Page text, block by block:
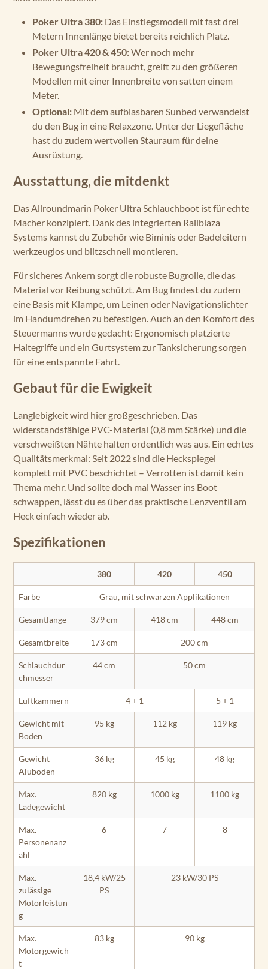
Poker Ultra 380: Das Einstiegsmodell mit fast drei
Metern Innenlänge bietet bereits reichlich Platz.
Poker Ultra 420 & 450:Wer noch mehr
Bewegungsfreiheit braucht, greift zu den größeren
Modellen mit einer Innenbreite von satten einem
Meter.
Optional: Mit dem aufblasbaren Sunbed verwandelst
du den Bug in eine Relaxzone. Unter der Liegefläche
hast du zudem wertvollen Stauraum für deine
Ausrüstung.
Ausstattung, die mitdenkt
Das Allroundmarin Poker Ultra Schlauchboot ist für echte
Macher konzipiert. Dank des integrierten Railblaza
Systems kannst du Zubehör wie Biminis oder Badeleitern
werkzeuglos und blitzschnell montieren.
Für sicheres Ankern sorgt die robuste Bugrolle, die das
Material vor Reibung schützt. Am Bug findest du zudem
eine Basis mit Klampe, um Leinen oder Navigationslichter
im Handumdrehen zu befestigen. Auch an den Komfort des
Steuermanns wurde gedacht: Ergonomisch platzierte
Haltegriffe und ein Gurtsystem zur Tanksicherung sorgen
für eine entspannte Fahrt.
Gebaut für die Ewigkeit
Langlebigkeit wird hier großgeschrieben. Das
widerstandsfähige PVC-Material (0,8 mm Stärke) und die
verschweißten Nähte halten ordentlich was aus. Ein echtes
Qualitätsmerkmal: Seit 2022 sind die Heckspiegel
komplett mit PVC beschichtet – Verrotten ist damit kein
Thema mehr. Und sollte doch mal Wasser ins Boot
schwappen, lässt du es über das praktische Lenzventil am
Heck einfach wieder ab.
Spezifikationen
380 420 450
Farbe Grau, mit schwarzen Applikationen
Gesamtlänge 379 cm 418 cm 448 cm
Gesamtbreite 173 cm 200 cm
Schlauchdur
chmesser
44 cm 50 cm
Luftkammern 4 + 1 5 + 1
Gewicht mit
Boden
95 kg 112 kg 119 kg
Gewicht
Aluboden
36 kg 45 kg 48 kg
Max.
Ladegewicht
820 kg 1000 kg 1100 kg
Max.
Personenanz
ahl
6 7 8
Max.
zulässige
Motorleistun
g
18,4 kW/25
PS
23 kW/30 PS
Max.
Motorgewich
t
83 kg 90 kg